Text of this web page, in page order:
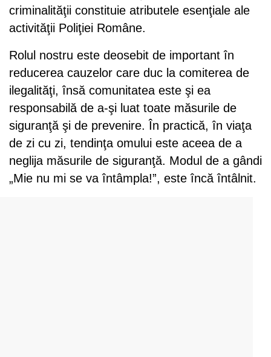
criminalităţii constituie atributele esenţiale ale
activităţii Poliţiei Române.
Rolul nostru este deosebit de important în
reducerea cauzelor care duc la comiterea de
ilegalităţi, însă comunitatea este şi ea
responsabilă de a-şi luat toate măsurile de
siguranţă şi de prevenire. În practică, în viaţa
de zi cu zi, tendinţa omului este aceea de a
neglija măsurile de siguranţă. Modul de a gândi
„Mie nu mi se va întâmpla!”, este încă întâlnit.